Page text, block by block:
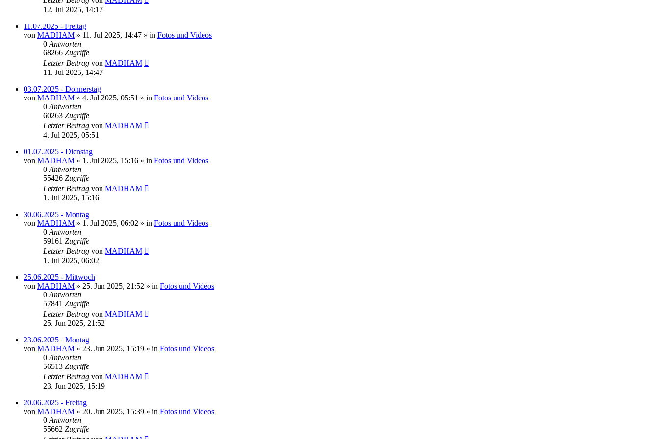
12. Jul 2025, 14:17
11.07.2025 - Freitag
von MADHAM » 11. Jul 2025, 14:47 » in Fotos und Videos
0 Antworten
68266 Zugriffe
Letzter Beitrag von MADHAM
11. Jul 2025, 14:47
03.07.2025 - Donnerstag
von MADHAM » 4. Jul 2025, 05:51 » in Fotos und Videos
0 Antworten
60263 Zugriffe
Letzter Beitrag von MADHAM
4. Jul 2025, 05:51
01.07.2025 - Dienstag
von MADHAM » 1. Jul 2025, 15:16 » in Fotos und Videos
0 Antworten
55426 Zugriffe
Letzter Beitrag von MADHAM
1. Jul 2025, 15:16
30.06.2025 - Montag
von MADHAM » 1. Jul 2025, 06:02 » in Fotos und Videos
0 Antworten
59161 Zugriffe
Letzter Beitrag von MADHAM
1. Jul 2025, 06:02
25.06.2025 - Mittwoch
von MADHAM » 25. Jun 2025, 21:52 » in Fotos und Videos
0 Antworten
57841 Zugriffe
Letzter Beitrag von MADHAM
25. Jun 2025, 21:52
23.06.2025 - Montag
von MADHAM » 23. Jun 2025, 15:19 » in Fotos und Videos
0 Antworten
56513 Zugriffe
Letzter Beitrag von MADHAM
23. Jun 2025, 15:19
20.06.2025 - Freitag
von MADHAM » 20. Jun 2025, 15:39 » in Fotos und Videos
0 Antworten
55662 Zugriffe